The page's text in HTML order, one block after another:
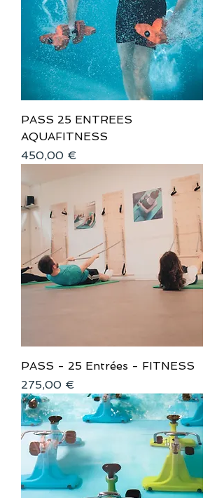
PASS 25 ENTREES
AQUAFITNESS
Prix
450,00 €
PASS - 25 Entrées - FITNESS
Prix
275,00 €